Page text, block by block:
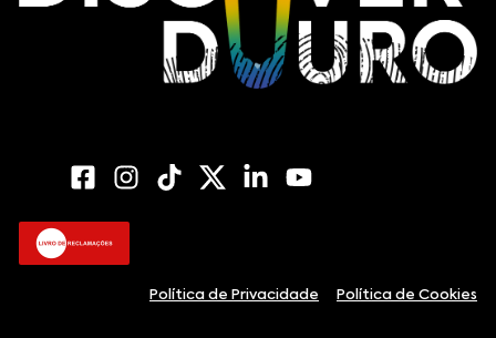
Política de Privacidade Política de Cookies